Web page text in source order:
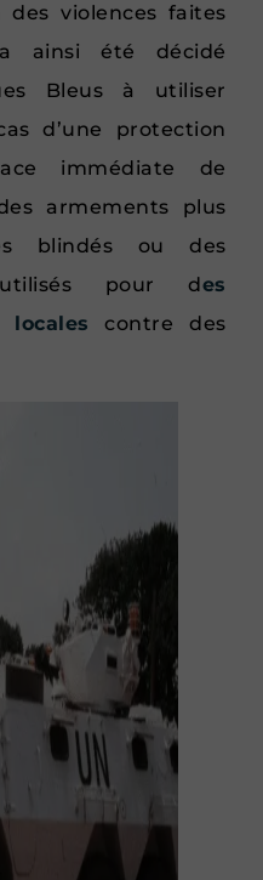
violences faites
ainsi été décidé
Bleus à utiliser
d’une protection
immédiate de
armements plus
blindés ou des
pour d es
locales contre des